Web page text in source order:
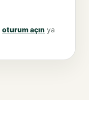
oturum açın ya